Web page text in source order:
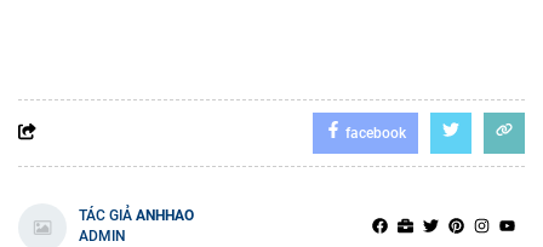
facebook
TÁC GIẢ ANHHAO
ADMIN